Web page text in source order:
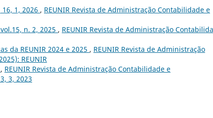
1, 2026 , REUNIR Revista de Administração Contabilidade e
n. 2, 2025 , REUNIR Revista de Administração
da REUNIR 2024 e 2025 , REUNIR Revista de Administração
REUNIR
, REUNIR Revista de Administração Contabilidade e
3, 2023